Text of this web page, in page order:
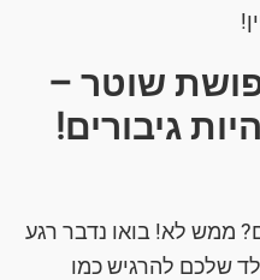
שוטר –
גיבורים!
ממש לא! בואו נדבר רגע
שלכם להרגיש כמו